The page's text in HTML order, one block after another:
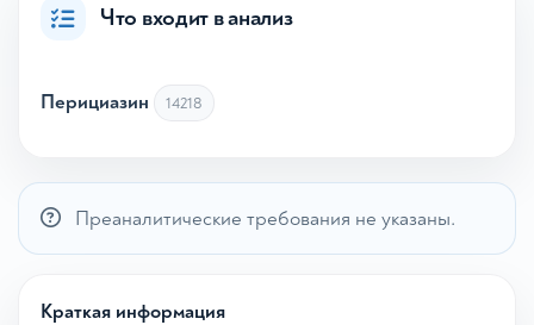
Что входит в анализ
Перициазин 14218
Преаналитические требования не указаны.
Краткая информация